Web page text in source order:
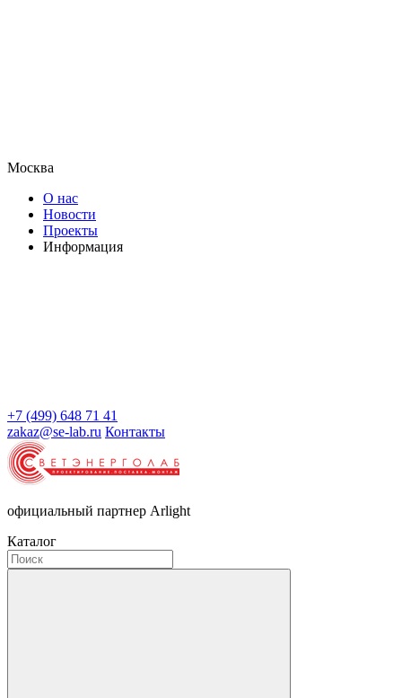
Москва
О нас
Новости
Проекты
Информация
+7 (499) 648 71 41
zakaz@se-lab.ru Контакты
официальный партнер Arlight
Каталог